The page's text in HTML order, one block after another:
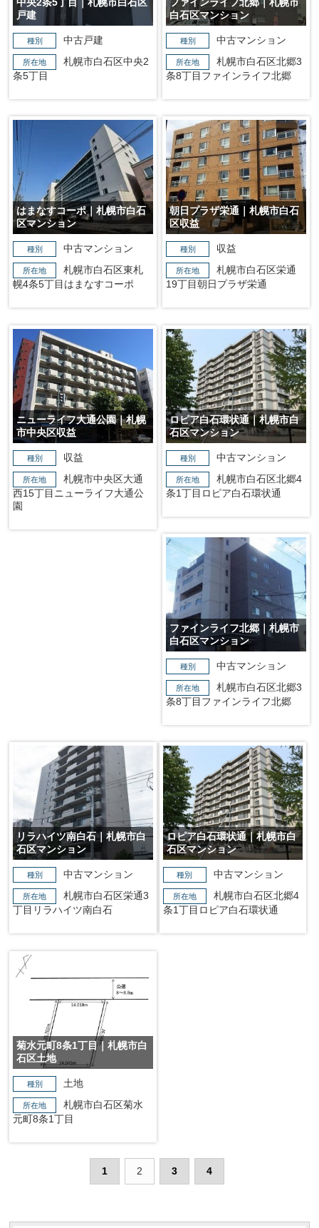
戸建
種別 中古戸建
所在地
札幌市白石区中央2
条5丁目
白石区マンション
種別 中古マンション
所在地
札幌市白石区北郷3
条8丁目ファインライフ北郷
はまなすコーポ｜札幌市白石
区マンション
種別 中古マンション
所在地
札幌市白石区東札
幌4条5丁目はまなすコーポ
朝日プラザ栄通｜札幌市白石
区収益
種別 収益
所在地
札幌市白石区栄通
19丁目朝日プラザ栄通
ニューライフ大通公園｜札幌
市中央区収益
種別 収益
所在地
札幌市中央区大通
西15丁目ニューライフ大通公
園
ロピア白石環状通｜札幌市白
石区マンション
種別 中古マンション
所在地
札幌市白石区北郷4
条1丁目ロピア白石環状通
ファインライフ北郷｜札幌市
白石区マンション
種別 中古マンション
所在地
札幌市白石区北郷3
条8丁目ファインライフ北郷
リラハイツ南白石｜札幌市白
石区マンション
種別 中古マンション
所在地
札幌市白石区栄通3
丁目リラハイツ南白石
ロピア白石環状通｜札幌市白
石区マンション
種別 中古マンション
所在地
札幌市白石区北郷4
条1丁目ロピア白石環状通
菊水元町8条1丁目｜札幌市白
石区土地
種別 土地
所在地
札幌市白石区菊水
元町8条1丁目
1 2 3 4